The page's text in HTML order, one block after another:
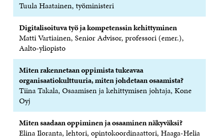
A
A
V
A
U
T
U
U
U
U
D
E
S
S
A
A
V
A
U
T
U
U
U
U
D
E
S
A
I
Ä
A
V
A
U
U
U
U
S
S
A
A
A
V
A
T
U
U
U
E
S
S
N
L
I
K
Tuula Haatainen, työministeri
Digitalisoituva työ ja kompetenssin kehittyminen
Matti Vartiainen, Senior Advisor, professori (emer.),
Aalto-yliopisto
Miten rakennetaan oppimista tukeavaa
organisaatiokulttuuria, miten johdetaan osaamista?
Tiina Takala, Osaamisen ja kehittymisen johtaja, Kone
Oyj
Miten saadaan oppiminen ja osaaminen näkyväksi?
Elina Iloranta, lehtori, opintokoordinaattori, Haaga-Helia